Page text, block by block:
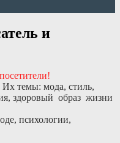
и
темы: мода, стиль,
здоровый образ жизни
психологии,